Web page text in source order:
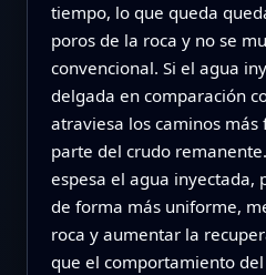
tiempo, lo que queda
poros de la roca y no se
convencional. Si el agua
delgada en comparación
atraviesa los caminos más
parte del crudo
espesa el agua
de forma más uniforme,
roca y aumentar la
que el comportamiento